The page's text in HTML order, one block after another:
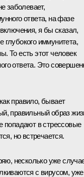
заболевает,
ответа, на фазе
я бы сказал,
глубокого иммунитета,
То есть этот человек
ответа. Это
правило, бывает
правильный образ
попадают в стрессовые
но встречается.
несколько уже
с вирусом, уже